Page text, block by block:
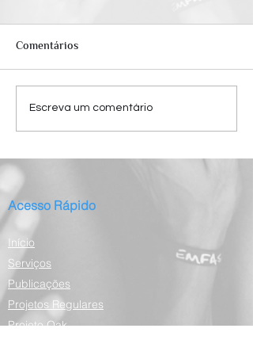
Comentários
Escreva um comentário
Acesso Rápido
Início
Serviços
Publicações
Projetos Regulares
Projeto Oak